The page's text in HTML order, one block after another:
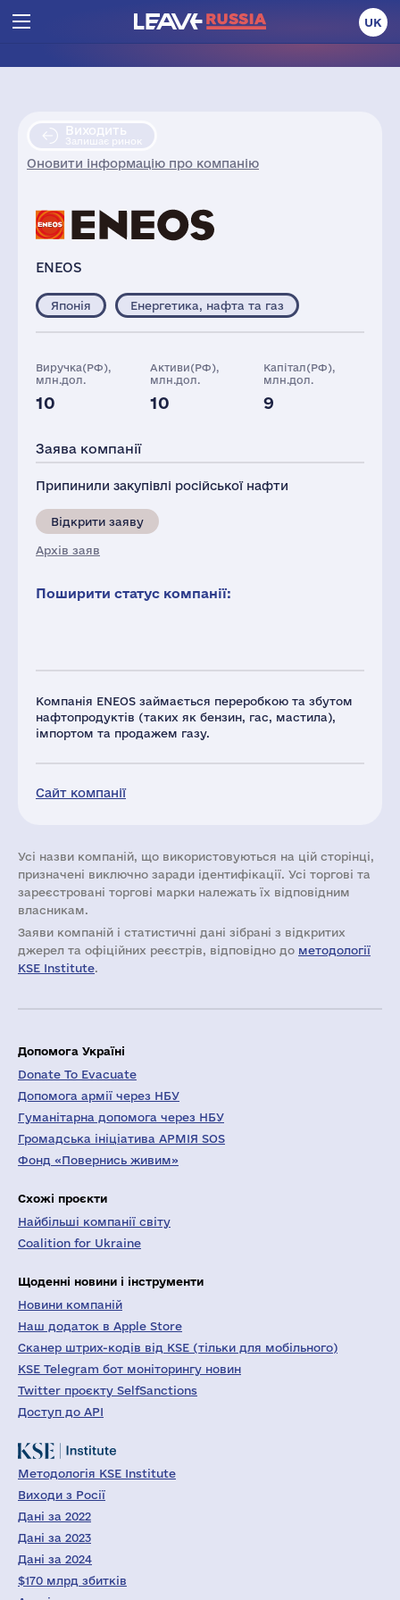
UK
Виходить
Залишає ринок
Оновити інформацію про компанію
ENEOS
Компанія ENEOS займається переробкою та збутом
нафтопродуктів (таких як бензин, гас, мастила),
імпортом та продажем газу.
Сайт компанії
Японія Енергетика, нафта та газ
Виручка(РФ),
млн.дол.
10
Активи(РФ),
млн.дол.
10
Капітал(РФ),
млн.дол.
9
73226
Заява компанії
Припинили закупівлі російської нафти
Відкрити заяву
Архів заяв
Поширити статус компанії:
Усі назви компаній, що використовуються на цій сторінці,
призначені виключно заради ідентифікації. Усі торгові та
зареєстровані торгові марки належать їх відповідним
власникам.
Заяви компаній i статистичні дані зібрані з відкритих
джерел та офіційних реєстрів, відповідно до методології
KSE Institute.
Допомога Україні
Donate To Evacuate
Допомога армії через НБУ
Гуманітарна допомога через НБУ
Громадська ініціатива АРМІЯ SOS
Фонд «Повернись живим»
Схожі проєкти
Найбільші компанії світу
Coalition for Ukraine
Щоденні новини і інструменти
Новини компаній
Наш додаток в Apple Store
Сканер штрих-кодів від KSE (тільки для мобільного)
KSE Telegram бот моніторингу новин
Twitter проєкту SelfSanctions
Доступ до API
Методологія KSE Institute
Виходи з Росії
Дані за 2022
Дані за 2023
Дані за 2024
$170 млрд збитків